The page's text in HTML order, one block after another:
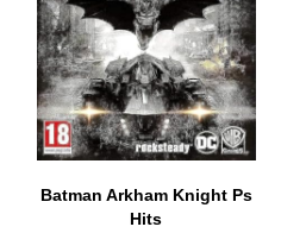
Batman Arkham Knight Ps
Hits